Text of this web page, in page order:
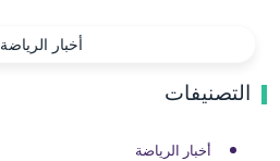
أخبار الرياضة
التصنيفات
أخبار الرياضة